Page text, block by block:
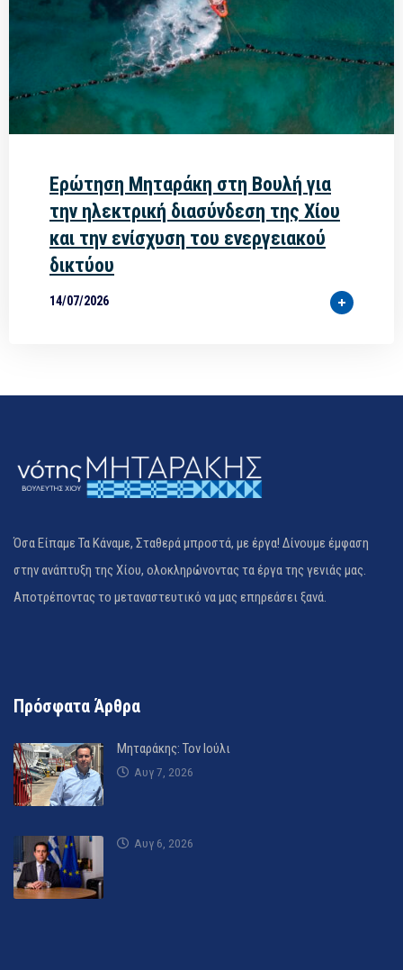
Ερώτηση Μηταράκη στη Βουλή για
την ηλεκτρική διασύνδεση της Χίου
και την ενίσχυση του ενεργειακού
δικτύου
14/07/2026
Όσα Είπαμε Τα Κάναμε, Σταθερά μπροστά, με έργα! Δίνουμε έμφαση
στην ανάπτυξη της Χίου, ολοκληρώνοντας τα έργα της γενιάς μας.
Αποτρέποντας το μεταναστευτικό να μας επηρεάσει ξανά.
Πρόσφατα Άρθρα
Μηταράκης: Τον Ιούλι
Αυγ 7, 2026
Αυγ 6, 2026